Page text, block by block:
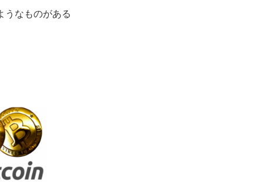
うなものがある